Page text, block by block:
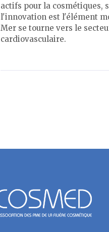
actifs pour la cosmétiques,
l'innovation est l'élément
Mer se tourne vers le
cardiovasculaire.